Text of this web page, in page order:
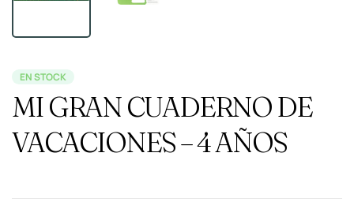
EN STOCK
MI GRAN CUADERNO DE
VACACIONES – 4 AÑOS